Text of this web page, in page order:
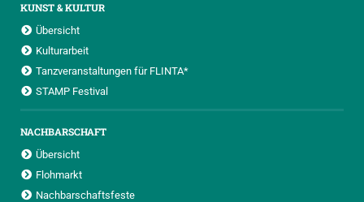
KUNST & KULTUR
Übersicht
Kulturarbeit
Tanzveranstaltungen für FLINTA*
STAMP Festival
NACHBARSCHAFT
Übersicht
Flohmarkt
Nachbarschaftsfeste